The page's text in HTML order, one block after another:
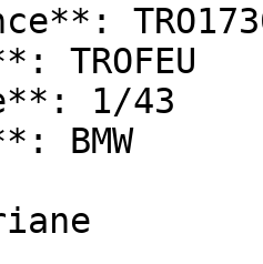
TROFEU
1/43
BMW